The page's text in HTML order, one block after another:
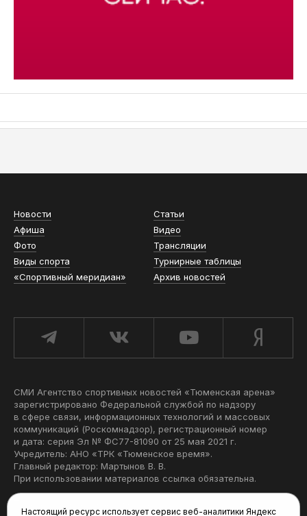
Новости
Статьи
Афиша
Видео
Фото
Трансляции
Виды спорта
Турнирные таблицы
«Спортивный меридиан»
Архив новостей
СМИ Агентство спортивных новостей «Тюменская арена»
зарегистрировано Федеральной службой по надзору
в сфере связи, информационных технологий и массовых
коммуникаций (Роскомнадзор), регистрационный номер
и дата: серия Эл № ФС77-81090 от 25 мая 2021 г.
Учредитель: АНО «ТРК «Тюменское время».
Главный редактор: Мартынов В. В.
При использовании материалов ссылка обязательна.
Настоящий ресурс использует сервис веб-аналитики Яндекс